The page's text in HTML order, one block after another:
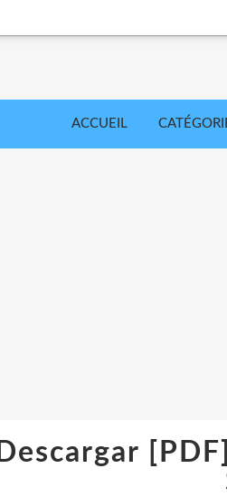
ACCUEIL
Descargar